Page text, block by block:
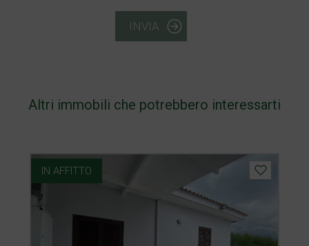
INVIA
Altri immobili che potrebbero interessarti
IN AFFITTO